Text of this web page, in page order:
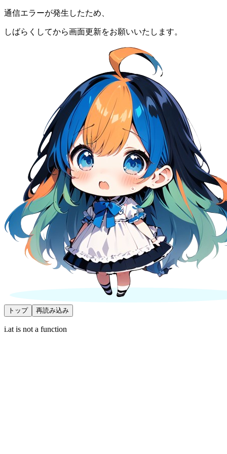
通信エラーが発生したため、
しばらくしてから画面更新をお願いいたします。
トップ 再読み込み
i.at is not a function